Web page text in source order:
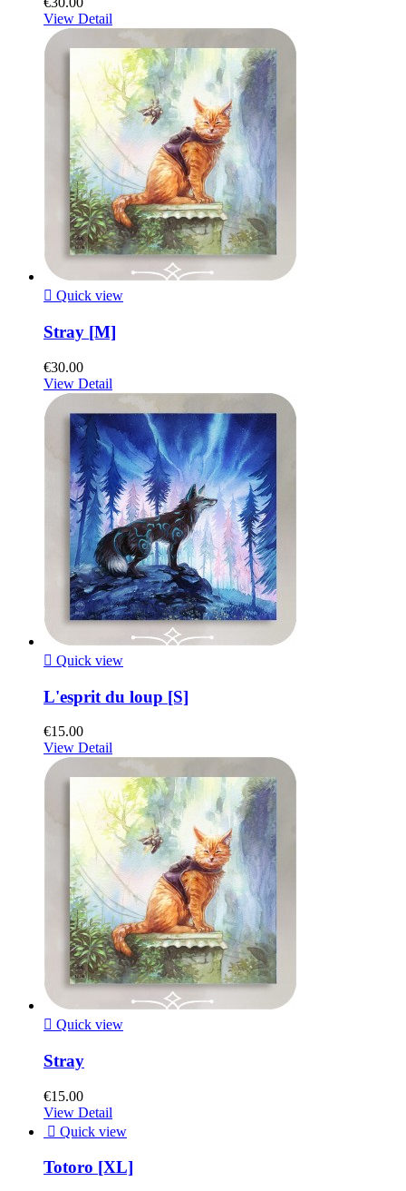
View Detail
 Quick view
Stray [M]
€30.00
View Detail
 Quick view
L'esprit du loup [S]
€15.00
View Detail
 Quick view
Stray
€15.00
View Detail
 Quick view
Totoro [XL]